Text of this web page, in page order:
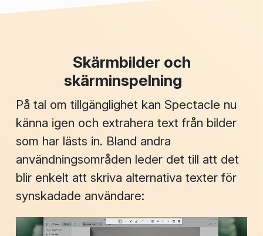
Skärmbilder och
skärminspelning
På tal om tillgänglighet kan Spectacle nu
känna igen och extrahera text från bilder
som har lästs in. Bland andra
användningsområden leder det till att det
blir enkelt att skriva alternativa texter för
synskadade användare: